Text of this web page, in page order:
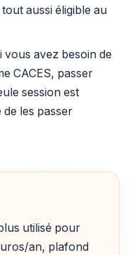
aussi éligible au
vous avez besoin de
CACES, passer
session est
les passer
utilisé pour
an, plafond